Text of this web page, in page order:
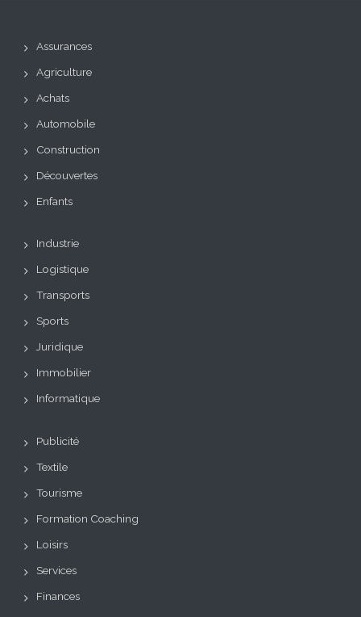
Assurances
Agriculture
Achats
Automobile
Construction
Découvertes
Enfants
Industrie
Logistique
Transports
Sports
Juridique
Immobilier
Informatique
Publicité
Textile
Tourisme
Formation Coaching
Loisirs
Services
Finances